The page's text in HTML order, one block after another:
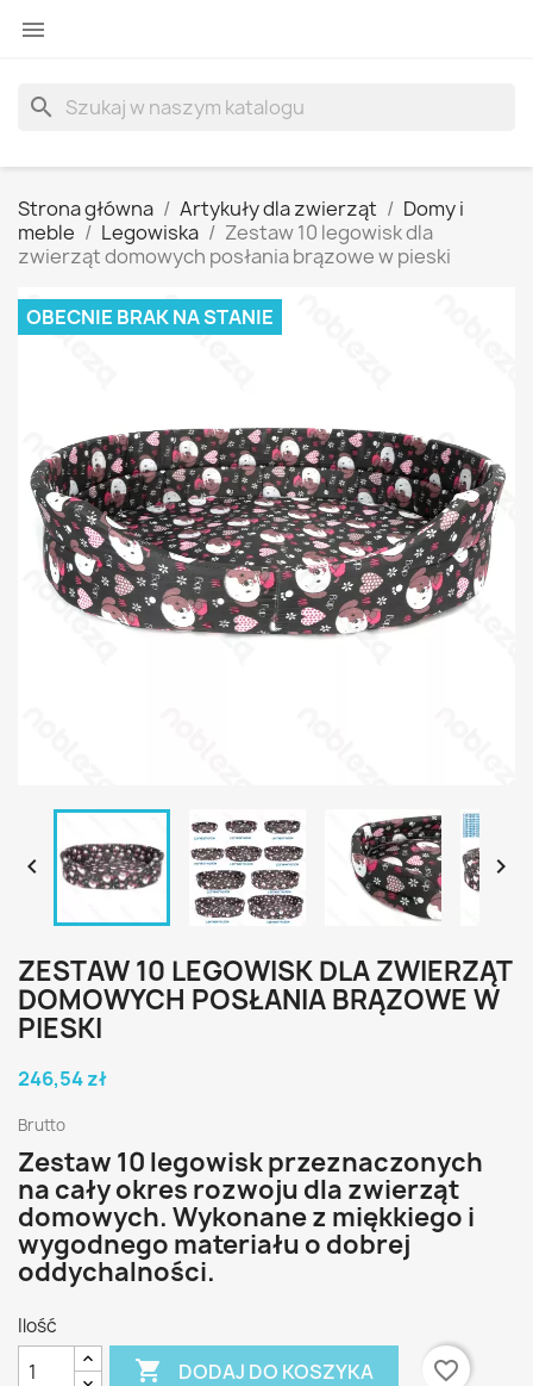

search
Strona główna Artykuły dla zwierząt
Domy i
meble
Legowiska
Zestaw 10 legowisk dla
zwierząt domowych posłania brązowe w pieski
OBECNIE BRAK NA STANIE
 
ZESTAW 10 LEGOWISK DLA ZWIERZĄT
DOMOWYCH POSŁANIA BRĄZOWE W
PIESKI
246,54 zł
Brutto
Zestaw 10 legowisk przeznaczonych
na cały okres rozwoju dla zwierząt
domowych. Wykonane z miękkiego i
wygodnego materiału o dobrej
oddychalności.
Ilość
 DODAJ DO KOSZYKA
favorite_border